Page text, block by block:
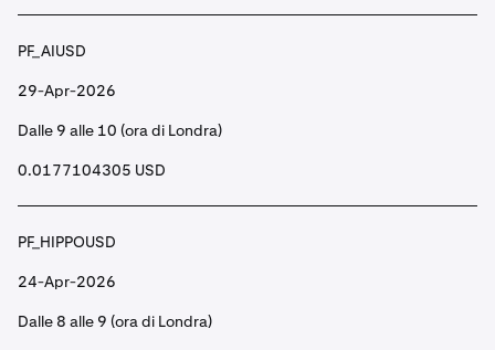
PF_AIUSD
29-Apr-2026
Dalle 9 alle 10 (ora di Londra)
0.0177104305 USD
PF_HIPPOUSD
24-Apr-2026
Dalle 8 alle 9 (ora di Londra)